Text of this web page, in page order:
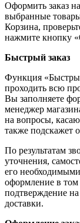
Оформить заказ
выбранные
Корзина,
нажмите кнопку
Быстрый заказ
Функция
проходить всю
Вы заполняете
менеджер
на вопросы,
также подскажет
По результатам
уточнения,
его
оформление в том
подтверждение
доставки.